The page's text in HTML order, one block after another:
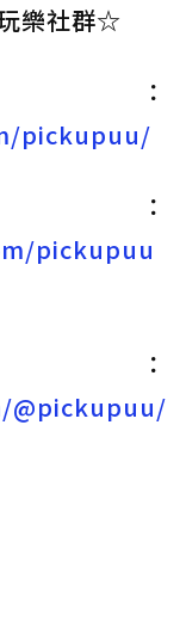
樂社群☆
：
pickupuu/
：
pickupuu
：
@pickupuu/